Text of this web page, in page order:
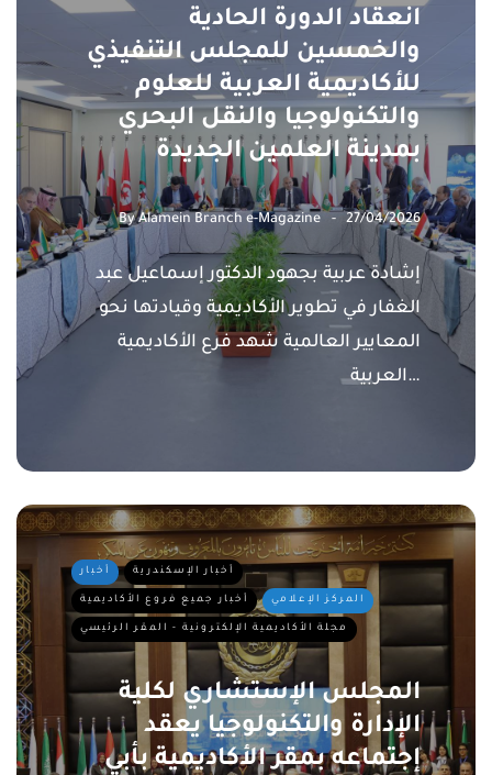
انعقاد الدورة الحادية
والخمسين للمجلس التنفيذي
للأكاديمية العربية للعلوم
والتكنولوجيا والنقل البحري
بمدينة العلمين الجديدة
ByAlamein Branch e-Magazine 27/04/2026
إشادة عربية بجهود الدكتور إسماعيل عبد
الغفار في تطوير الأكاديمية وقيادتها نحو
المعايير العالمية شهد فرع الأكاديمية
العربية…
أخبار أخبار الإسكندرية
أخبار جميع فروع الأكاديمية المركز الإعلامي
مجلة الأكاديمية الإلكترونية - المقر الرئيسي
المجلس الإستشاري لكلية
الإدارة والتكنولوجيا يعقد
إجتماعه بمقر الأكاديمية بأبي